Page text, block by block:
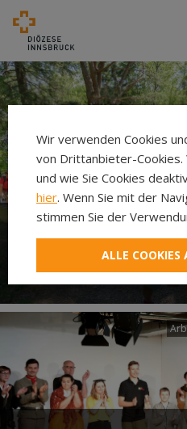
Neuer
Laudato si’
Wir verwenden Cookies
von Drittanbieter-
und wie Sie Cookies
hier. Wenn Sie mit der
stimmen Sie der
ALLE COOKIES